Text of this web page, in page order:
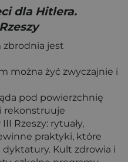
dla Hitlera.
zbrodnia jest
można żyć zwyczajnie i
pod powierzchnię
rekonstruuje
Rzeszy: rytuały,
praktyki, które
dyktatury. Kult zdrowia i